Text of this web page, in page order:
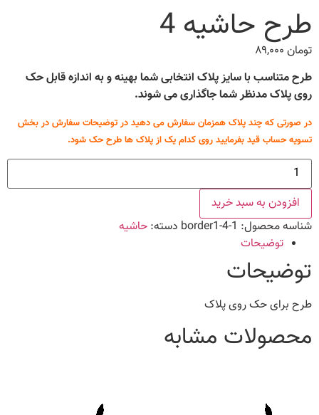
طرح حاشیه 4
تومان
طرح متناسب با سایز پلاک انتخابی شما بهینه و به اندازه قابل حک
روی پلاک مدنظر شما جاگذاری می شوند.
در صورتی که چند پلاک همزمان سفارش می دهید در توضیحات سفارش در بخش
تسویه حساب قید بفرمایید روی کدام یک از پلاک ها طرح حک شود.
طرح
حاشیه
4
عددافزودن به سبد خرید
شناسه محصول: border1-4-1 دسته: حاشیه
توضیحات
توضیحات
طرح برای حک روی پلاک
محصولات مشابه